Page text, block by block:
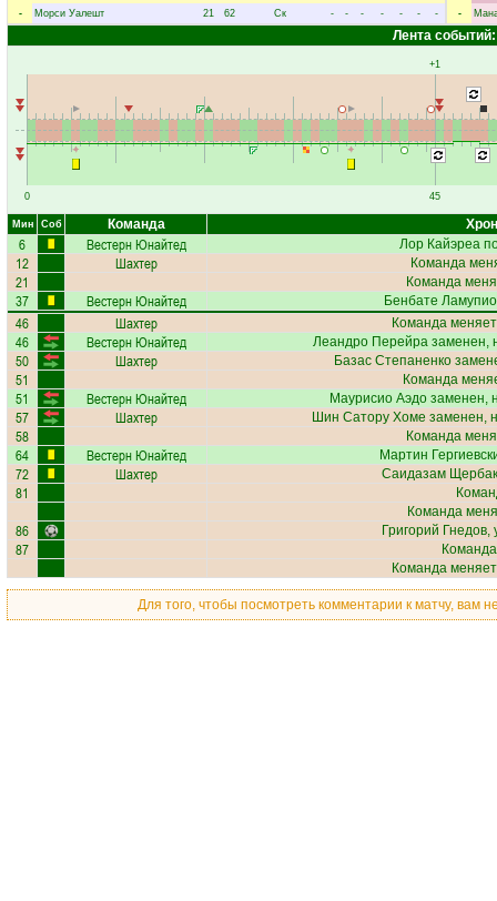
-
Морси Уалешт 21 62 Ск - - - - - - -
-
Лента событий:
0
+1
45
Мин Соб Команда
6 Вестерн Юнайтед Лор Кайэреа
12 Шахтер Команда
21 Команда
37 Вестерн Юнайтед Бенбате Ламупио
46 Шахтер Команда
46 Вестерн Юнайтед Леандро Перейра заменен,
50 Шахтер Базас Степаненко
51 Команда
51 Вестерн Юнайтед Маурисио Аэдозаменен,
57 Шахтер Шин Сатору Хоме заменен,
58 Команда
64 Вестерн Юнайтед Мартин
72 Шахтер Саидазам Щербак
81
Команда
86 Григорий Гнедов,
87
Команда
Для того, чтобы посмотреть комментарии к матчу, вам